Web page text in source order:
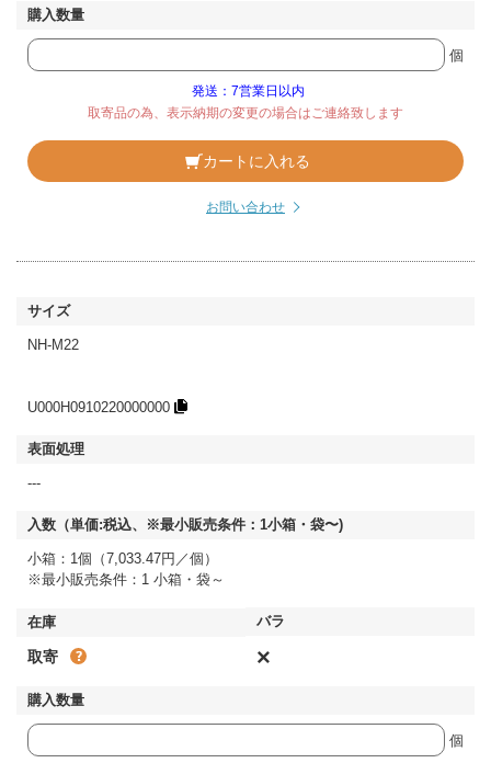
個
発送：7営業日以内
取寄品の為、表示納期の変更の場合はご連絡致します
カートに入れる
お問い合わせ
NH-M22
U000H0910220000000
---
小箱：1個（7,033.47円／個）
※最小販売条件：1 小箱・袋～
取寄 ×
個